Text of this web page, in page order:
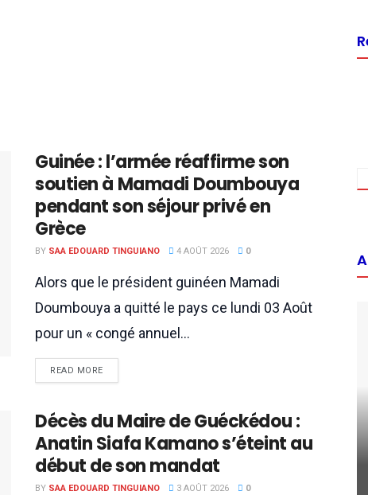
Guinée : l’armée réaffirme son
soutien à Mamadi Doumbouya
pendant son séjour privé en
Grèce
BY SAA EDOUARD TINGUIANO 4 AOÛT 2026 0
Alors que le président guinéen Mamadi
Doumbouya a quitté le pays ce lundi 03 Août
pour un « congé annuel...
READ MORE
Décès du Maire de Guéckédou :
Anatin Siafa Kamano s’éteint au
début de son mandat
BY SAA EDOUARD TINGUIANO 3 AOÛT 2026 0